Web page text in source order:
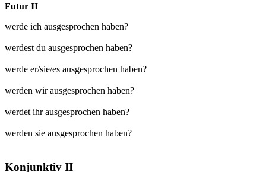
Futur II
werde ich ausgesprochen haben?
werdest du ausgesprochen haben?
werde er/sie/es ausgesprochen haben?
werden wir ausgesprochen haben?
werdet ihr ausgesprochen haben?
werden sie ausgesprochen haben?
Konjunktiv II